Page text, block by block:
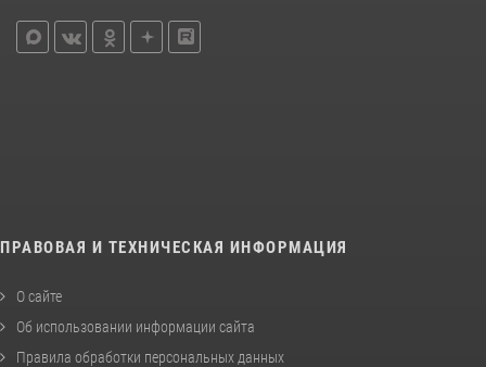
ПРАВОВАЯ И ТЕХНИЧЕСКАЯ ИНФОРМАЦИЯ
О сайте
Об использовании информации сайта
Правила обработки персональных данных